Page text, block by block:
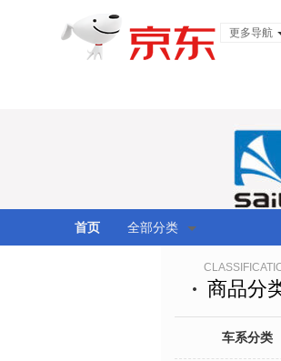
更多导航
首页 全部分类
商品分
车系分类